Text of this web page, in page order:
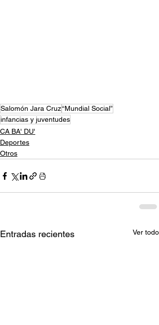
Salomón Jara Cruz“Mundial Social”
infancias y juventudes
CA BA' DU'
Deportes
Otros
Entradas recientes Ver todo